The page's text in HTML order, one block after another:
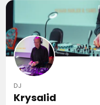
DJ
Krysalid